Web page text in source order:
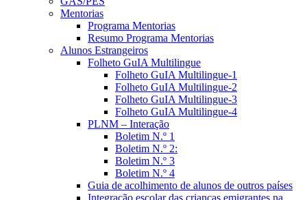
Mentorias
Programa Mentorias
Resumo Programa Mentorias
Alunos Estrangeiros
Folheto GuIA Multilingue
Folheto GuIA Multilingue-1
Folheto GuIA Multilingue-2
Folheto GuIA Multilingue-3
Folheto GuIA Multilingue-4
PLNM – Interação
Boletim N.º 1
Boletim N.º 2:
Boletim N.º 3
Boletim N.º 4
Guia de acolhimento de alunos de outros países